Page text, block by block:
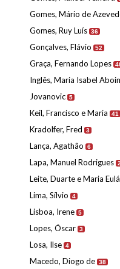
Gomes, Mário de
Gomes, Ruy Luís 36
Gonçalves, Flávio 52
Graça, Fernando Lopes
Inglês, Maria Isabel
Jovanovic 5
Keil, Francisco e Maria 41
Kradolfer, Fred 3
Lança, Agathão 6
Lapa, Manuel Rodrigues
Leite, Duarte e Maria
Lima, Sílvio 4
Lisboa, Irene 5
Lopes, Óscar 3
Losa, Ilse 4
Macedo, Diogo de 38